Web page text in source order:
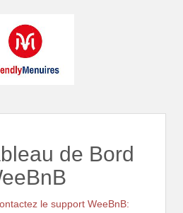
de Bord
le support WeeBnB: